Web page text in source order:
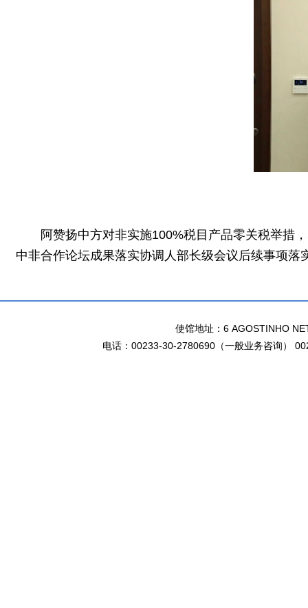
阿赞扬中方对非实施100%税目产品零关税举措
中非合作论坛成果落实协调人部长级会议后续事项落
使馆地址：6 AGOSTINHO
电话：00233-30-2780690（一般业务咨询）